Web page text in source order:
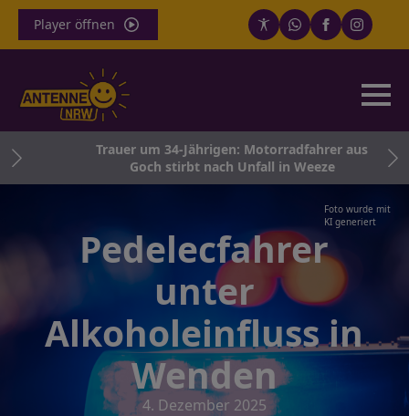
Player öffnen
Trauer um 34-Jährigen: Motorradfahrer aus
Goch stirbt nach Unfall in Weeze
Foto wurde mit
KI generiert
Pedelecfahrer
unter
Alkoholeinfluss in
Wenden
4. Dezember 2025